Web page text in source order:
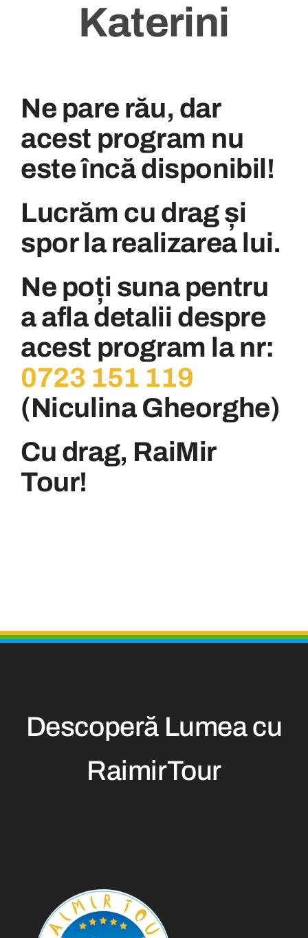
Katerini
Ne pare rău, dar
acest program nu
este încă disponibil!
Lucrăm cu drag și
spor la realizarea lui.
Ne poți suna pentru
a afla detalii despre
acest program la nr:
0723 151 119
(Niculina Gheorghe)
Cu drag, RaiMir
Tour!
Descoperă Lumea cu
RaimirTour